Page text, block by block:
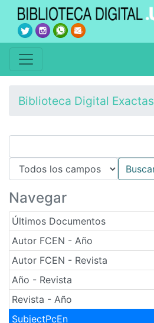
Biblioteca Digital Exactas
Navegar
Últimos Documentos
Autor FCEN - Año
Autor FCEN - Revista
Año - Revista
Revista - Año
SubjectPcEn